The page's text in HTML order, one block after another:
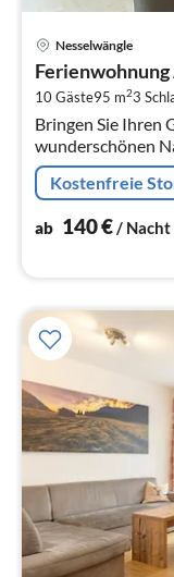
Nesselwängle
10 Gäste95 m23
Bringen Sie Ihren
wunderschönen
Vordermann.
Kostenfreie
ab 140€/ Nacht